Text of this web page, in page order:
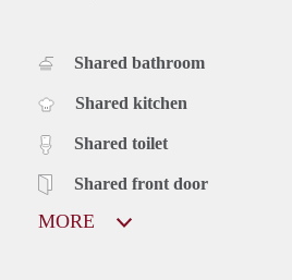
Shared bathroom
Shared kitchen
Shared toilet
Shared front door
MORE